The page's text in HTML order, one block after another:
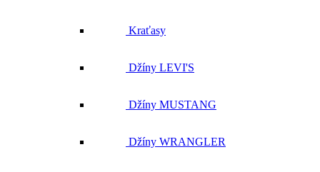
Kraťasy
Džíny LEVI'S
Džíny MUSTANG
Džíny WRANGLER